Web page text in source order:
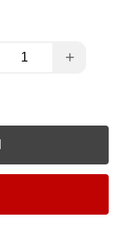
+